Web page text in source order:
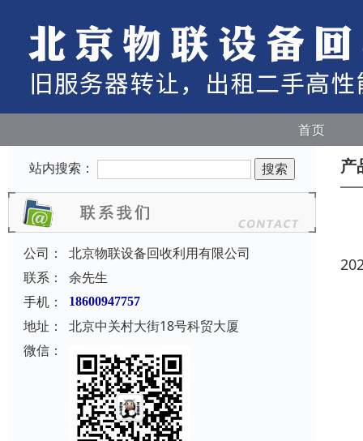
首页
站内搜索：
公司：
北京物联设备回收利用有限公司
联系：
余先生
手机：
18600947757
地址：
北京中关村大街18号科贸大厦
微信：
产